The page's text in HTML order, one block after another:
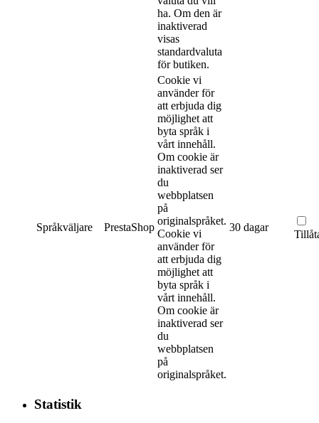
ha. Om den är
inaktiverad
visas
standardvaluta
för butiken.
Språkväljare PrestaShop
Cookie vi
använder för
att erbjuda dig
möjlighet att
byta språk i
vårt innehåll.
Om cookie är
inaktiverad ser
du
webbplatsen
på
originalspråket.
Cookie vi
använder för
att erbjuda dig
möjlighet att
byta språk i
vårt innehåll.
Om cookie är
inaktiverad ser
du
webbplatsen
på
originalspråket.
30 dagar
Statistik